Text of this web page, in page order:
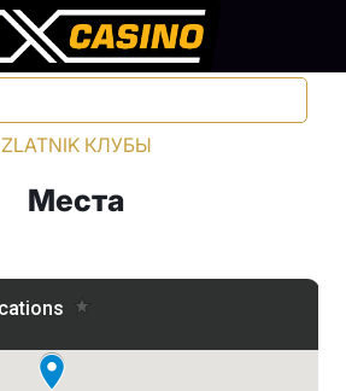
ZLATNIK КЛУБЫ
Места